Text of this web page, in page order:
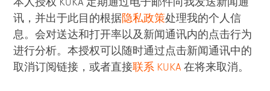
本人授权 KUKA 定期通过电子邮件向我发送新闻通
讯，并出于此目的根据隐私政策处理我的个人信
息。会对送达和打开率以及新闻通讯内的点击行为
进行分析。本授权可以随时通过点击新闻通讯中的
取消订阅链接，或者直接联系 KUKA 在将来取消。